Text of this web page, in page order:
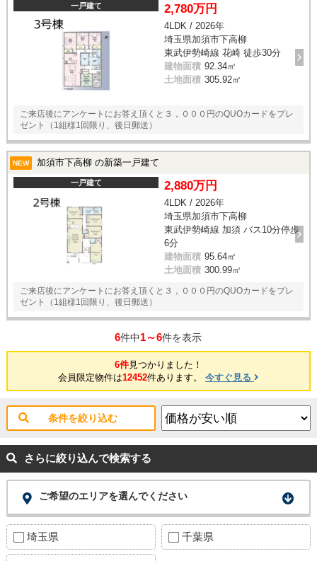
一戸建て 2,780万円
4LDK / 2026年
埼玉県加須市下高柳
東武伊勢崎線 花崎 徒歩30分
建物面積 92.34㎡
土地面積 305.92㎡
ご来店後にアンケートにお答え頂くと３，０００円のQUOカードをプレ
ゼント（1組様1回限り、後日郵送）
NEW 加須市下高柳 の新築一戸建て
一戸建て 2,880万円
4LDK / 2026年
埼玉県加須市下高柳
東武伊勢崎線 加須 バス10分停歩
6分
建物面積 95.64㎡
土地面積 300.99㎡
ご来店後にアンケートにお答え頂くと３，０００円のQUOカードをプレ
ゼント（1組様1回限り、後日郵送）
6件中1～6件を表示
6件見つかりました！
会員限定物件は12452件あります。 今すぐ見る
条件を絞り込む
さらに絞り込んで検索する
ご希望のエリアを選んでください
埼玉県 千葉県